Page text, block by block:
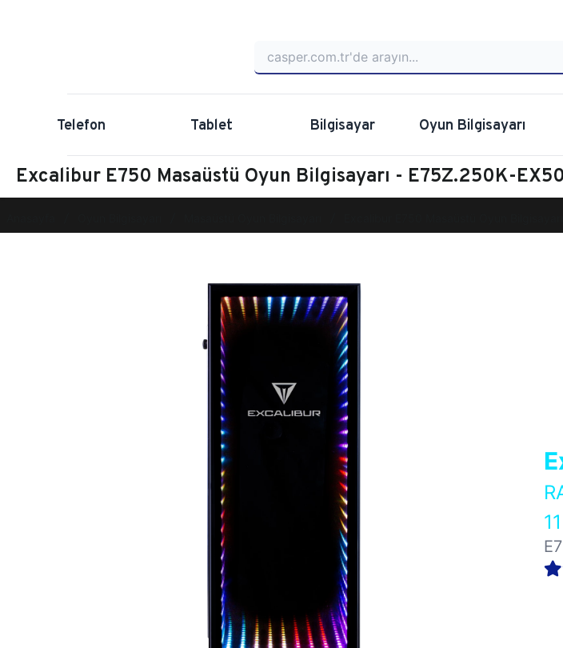
Telefon Tablet Bilgisayar Oyun Bilgisayarı
Excalibur E750 Masaüstü Oyun Bilgisayarı - E75Z.250K-